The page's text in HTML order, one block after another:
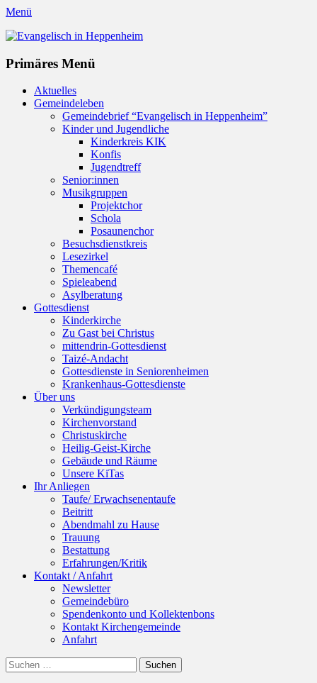
Menü
Evangelisch in Heppenheim
Primäres Menü
Zum
Inhalt
Aktuelles
Gemeindeleben
Gemeindebrief “Evangelisch in Heppenheim”
Kinder und Jugendliche
Kinderkreis KIK
Konfis
Jugendtreff
Senior:innen
Musikgruppen
Projektchor
Schola
Posaunenchor
Besuchsdienstkreis
Lesezirkel
Themencafé
Spieleabend
Asylberatung
Gottesdienst
Kinderkirche
Zu Gast bei Christus
mittendrin-Gottesdienst
Taizé-Andacht
Gottesdienste in Seniorenheimen
Krankenhaus-Gottesdienste
Über uns
Verkündigungsteam
Kirchenvorstand
Christuskirche
Heilig-Geist-Kirche
Gebäude und Räume
Unsere KiTas
Ihr Anliegen
Taufe/ Erwachsenentaufe
Beitritt
Abendmahl zu Hause
Trauung
Bestattung
Erfahrungen/Kritik
Kontakt / Anfahrt
Newsletter
Gemeindebüro
Spendenkonto und Kollektenbons
Kontakt Kirchengemeinde
Anfahrt
Suchen
Suchen
nach: